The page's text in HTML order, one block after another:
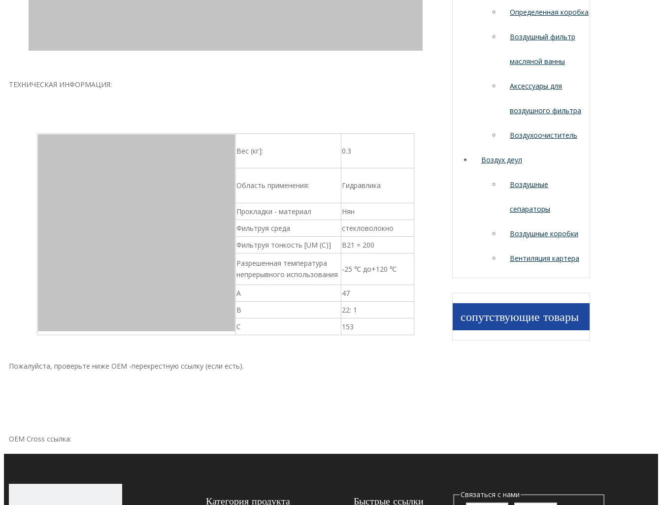
ТЕХНИЧЕСКАЯ ИНФОРМАЦИЯ:
Вес (кг]: 0.3
Область применения: Гидравлика
Прокладки - материал
Нян
Фильтруя среда
стекловолокно
Фильтруя тонкость [UM (C)]
B21 = 200
Разрешенная температура
непрерывного использования
-25 ℃ до+120 ℃
A
47
B
22: 1
C
153
Пожалуйста, проверьте ниже OEM -перекрестную ссылку (если есть).
OEM Cross ссылка:
01323427
Определенная коробка
Воздушный фильтр
масляной ванны
Аксессуары для
воздушного фильтра
Воздухоочиститель
Воздух деул
Воздушные
сепараторы
Воздушные коробки
Вентиляция картера
сопутствующие товары
Категория продукта Быстрые ссылки
Связаться с нами